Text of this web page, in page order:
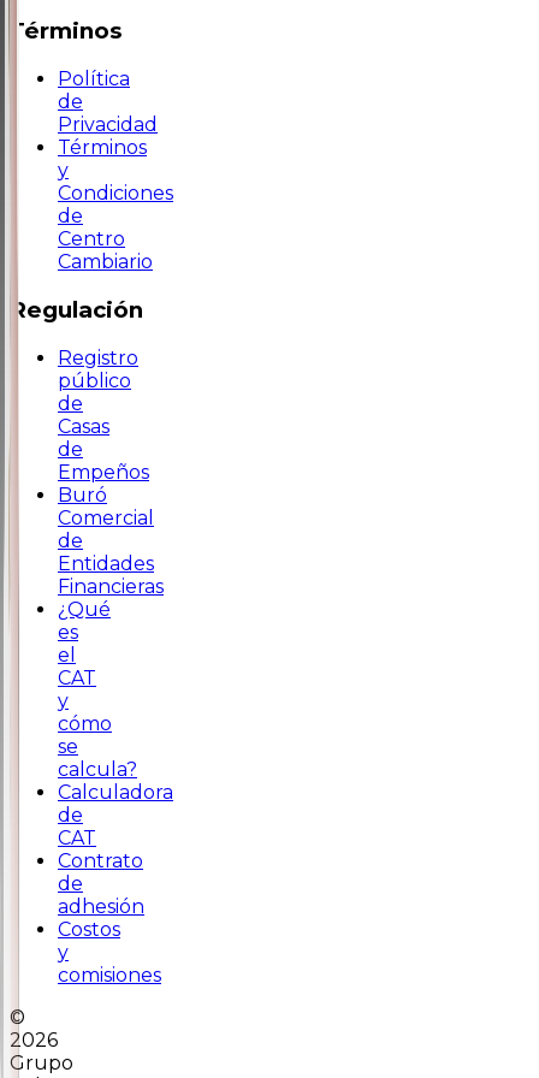
Términos
Política
de
Privacidad
Términos
y
Condiciones
de
Centro
Cambiario
Regulación
Registro
público
de
Casas
de
Empeños
Buró
Comercial
de
Entidades
Financieras
¿Qué
es
el
CAT
y
cómo
se
calcula?
Calculadora
de
CAT
Contrato
de
adhesión
Costos
y
comisiones
©
2026
Grupo